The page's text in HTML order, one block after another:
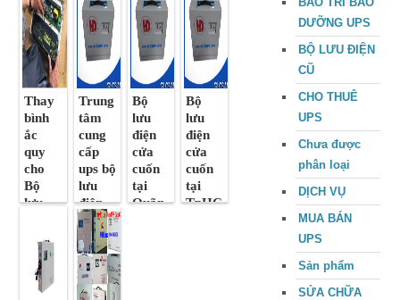
Thay
bình
ắc
quy
cho
Bộ
lưu
cửa
cuốn
Trung
tâm
cung
cấp
ups bộ
lưu
điện
cửa
cuốn
tại
Nghê
An
Bộ
lưu
điện
cửa
cuốn
tại
Quãn
Bộ
lưu
điện
cửa
cuốn
tại
TpHC
DƯỠNG UPS
BỘ LƯU ĐIỆN
CŨ
CHO THUÊ
UPS
Chưa được
phân loại
DỊCH VỤ
MUA BÁN
UPS
Sản phẩm
SỬA CHỮA